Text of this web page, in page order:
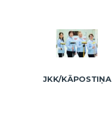
JKK/KĀPOSTIŅA